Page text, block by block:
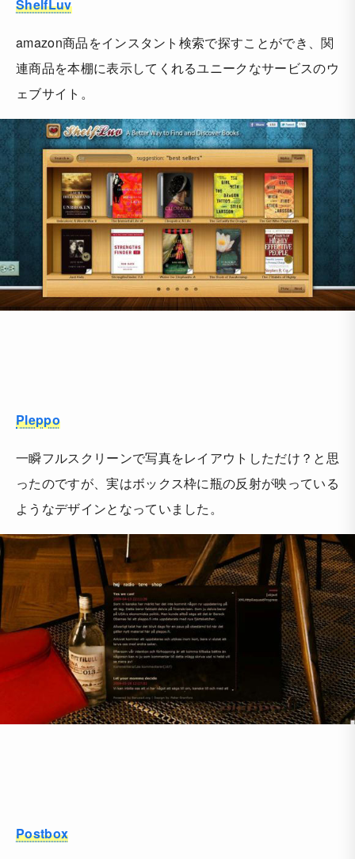
ShelfLuv
amazon商品をインスタント検索で探すことができ、関
連商品を本棚に表示してくれるユニークなサービスのウ
ェブサイト。
Pleppo
一瞬フルスクリーンで写真をレイアウトしただけ？と思
ったのですが、実はボックス枠に瓶の反射が映っている
ようなデザインとなっていました。
Postbox